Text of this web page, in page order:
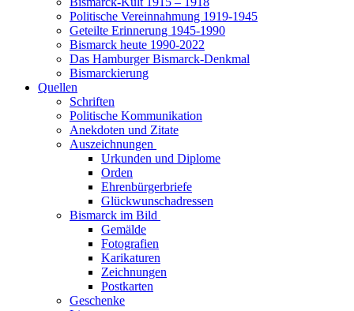
Politische Vereinnahmung 1919-1945
Geteilte Erinnerung 1945-1990
Bismarck heute 1990-2022
Das Hamburger Bismarck-Denkmal
Bismarckierung
Quellen
Schriften
Politische Kommunikation
Anekdoten und Zitate
Auszeichnungen
Urkunden und Diplome
Orden
Ehrenbürgerbriefe
Glückwunschadressen
Bismarck im Bild
Gemälde
Fotografien
Karikaturen
Zeichnungen
Postkarten
Geschenke